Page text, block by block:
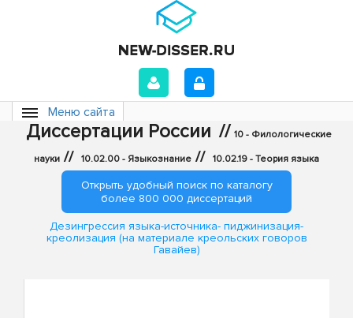
Меню сайта
Диссертации России // 10 - Филологические
науки // 10.02.00 - Языкознание // 10.02.19 - Теория языка
Открыть удобный поиск по каталогу
более 800 000 диссертаций
Дезингрессия языка-источника- пиджинизация-
креолизация (на материале креольских говоров
Гавайев)